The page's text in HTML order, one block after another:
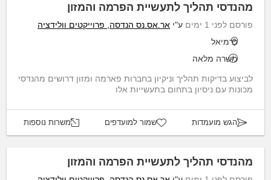
מהנדסי תהליך לתעשיית הפרמה והמזון
פורסם לפני 1 ימים ע"י אר.אס.נס הנדסה, פרוייקטים וולידציה
כרמיאל
משרה מלאה
לביצוע בדיקות תהליך וניקיון בחברות פארמה ומזון דרושים מהנדסי
מכונות עם ניסיון בתחום בתעשייות אלו
הגש מועמדות שמור למועדפים משרות נוספות
מהנדסי תהליך לתעשיית הפרמה והמזון